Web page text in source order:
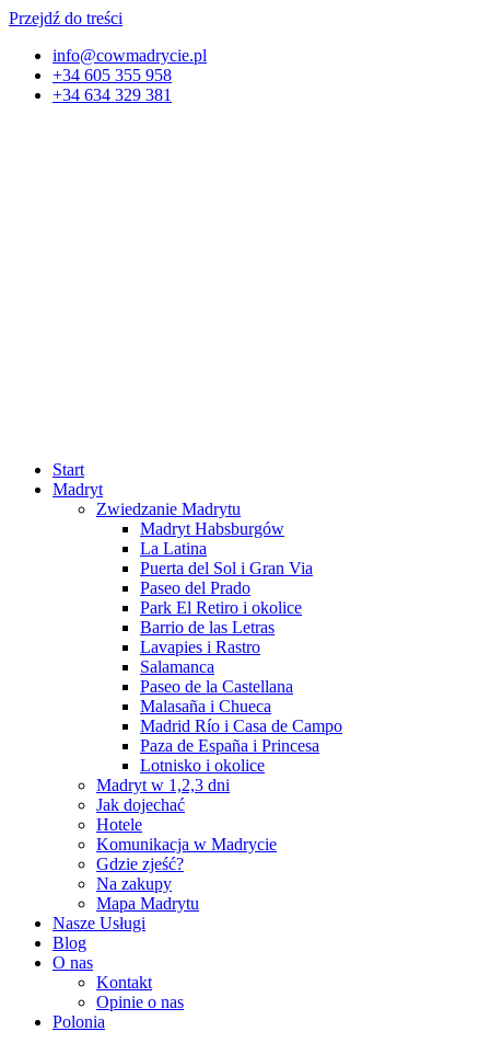
Przejdź do treści
info@cowmadrycie.pl
+34 605 355 958
+34 634 329 381​
Start
Madryt
Zwiedzanie Madrytu
Madryt Habsburgów
La Latina
Puerta del Sol i Gran Via
Paseo del Prado
Park El Retiro i okolice
Barrio de las Letras
Lavapies i Rastro
Salamanca
Paseo de la Castellana
Malasaña i Chueca
Madrid Río i Casa de Campo
Paza de España i Princesa
Lotnisko i okolice
Madryt w 1,2,3 dni
Jak dojechać
Hotele
Komunikacja w Madrycie
Gdzie zjeść?
Na zakupy
Mapa Madrytu
Nasze Usługi
Blog
O nas
Kontakt
Opinie o nas
Polonia